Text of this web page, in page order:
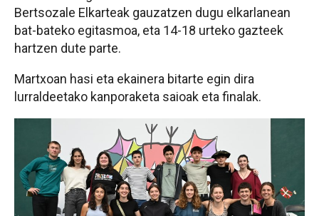
Bertsozale Elkarteak gauzatzen dugu elkarlanean
bat-bateko egitasmoa, eta 14-18 urteko gazteek
hartzen dute parte.
Martxoan hasi eta ekainera bitarte egin dira
lurraldeetako kanporaketa saioak eta finalak.